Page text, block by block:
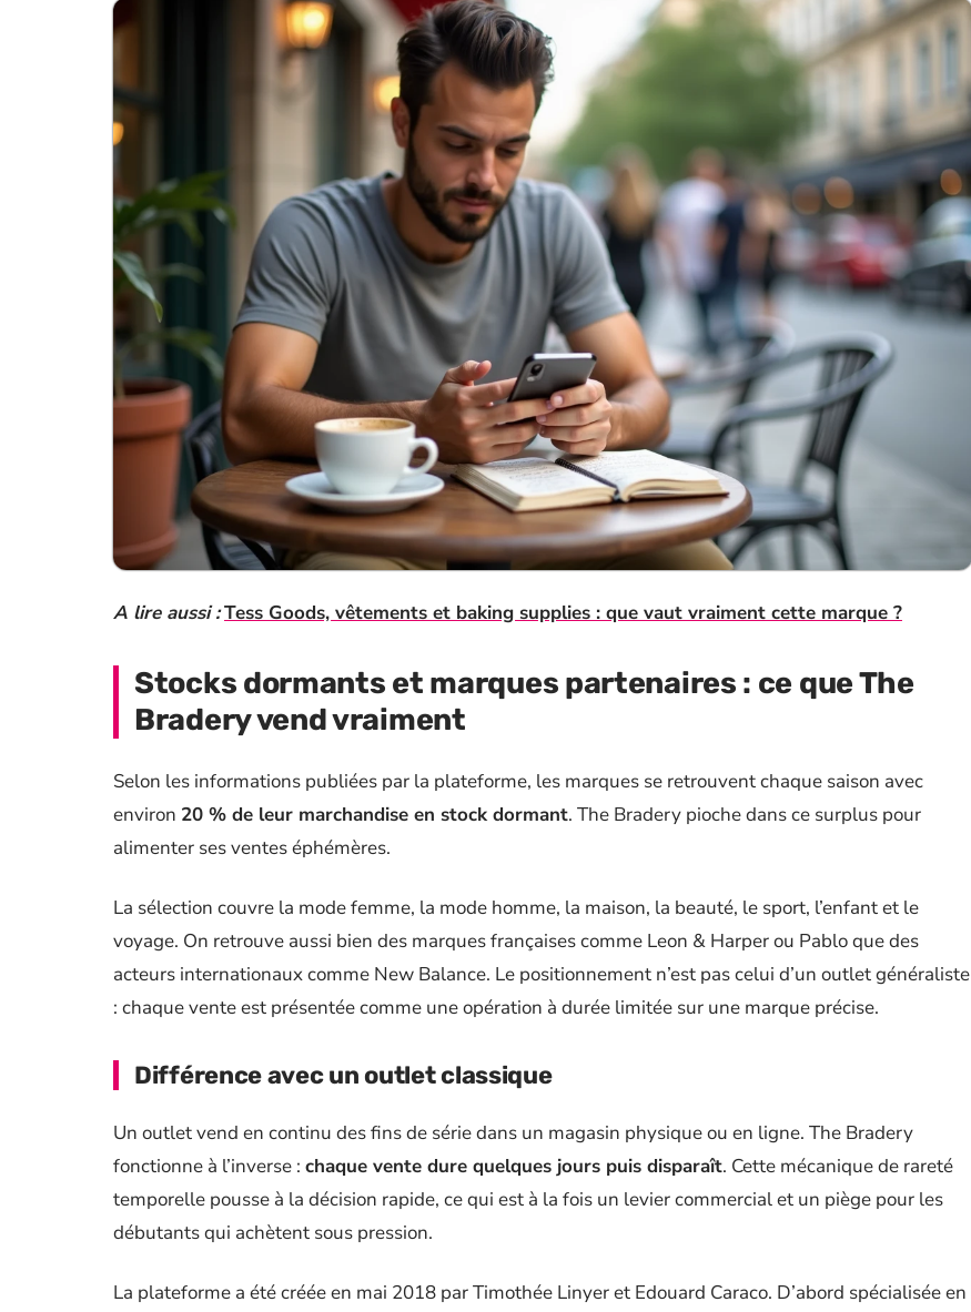
A lire aussi :Tess Goods, vêtements et baking supplies : que vaut vraiment cette marque ?
Stocks dormants et marques partenaires : ce que The
Bradery vend vraiment
Selon les informations publiées par la plateforme, les marques se retrouvent chaque saison avec
environ 20 % de leur marchandise en stock dormant. The Bradery pioche dans ce surplus pour
alimenter ses ventes éphémères.
La sélection couvre la mode femme, la mode homme, la maison, la beauté, le sport, l’enfant et le
voyage. On retrouve aussi bien des marques françaises comme Leon & Harper ou Pablo que des
acteurs internationaux comme New Balance. Le positionnement n’est pas celui d’un outlet généraliste
: chaque vente est présentée comme une opération à durée limitée sur une marque précise.
Différence avec un outlet classique
Un outlet vend en continu des fins de série dans un magasin physique ou en ligne. The Bradery
fonctionne à l’inverse : chaque vente dure quelques jours puis disparaît. Cette mécanique de rareté
temporelle pousse à la décision rapide, ce qui est à la fois un levier commercial et un piège pour les
débutants qui achètent sous pression.
La plateforme a été créée en mai 2018 par Timothée Linyer et Edouard Caraco. D’abord spécialisée en